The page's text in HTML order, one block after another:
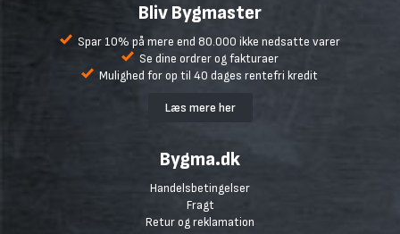
Bliv Bygmaster
Spar 10% på mere end 80.000 ikke nedsatte varer
Se dine ordrer og fakturaer
Mulighed for op til 40 dages rentefri kredit
Læs mere her
Bygma.dk
Handelsbetingelser
Fragt
Retur og reklamation